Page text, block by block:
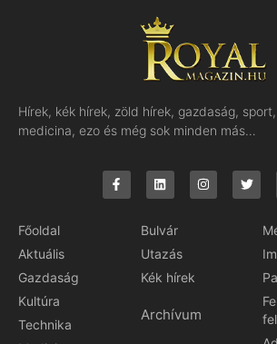
Hírek, kék hírek, zöld hírek, gazdaság,
medicina, ezo és még sok minden más…
Főoldal
Aktuális
Gazdaság
Kultúra
Technika
Bulvár
Utazás
Kék hírek
Archívum